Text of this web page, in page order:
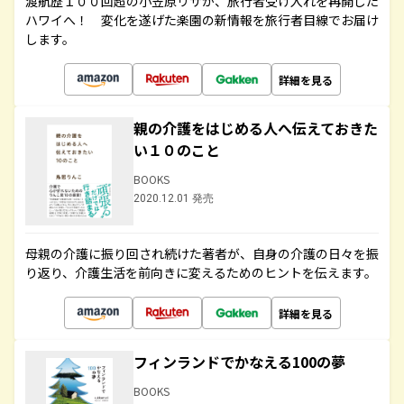
ハワイへ！ 変化を遂げた楽園の新情報を旅行者目線でお届け
します。
詳細を見る
親の介護をはじめる人へ伝えておきた
い１０のこと
BOOKS
2020.12.01 発売
母親の介護に振り回され続けた著者が、自身の介護の日々を振
り返り、介護生活を前向きに変えるためのヒントを伝えます。
詳細を見る
フィンランドでかなえる100の夢
BOOKS